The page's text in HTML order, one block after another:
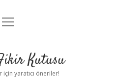
Uyarı
menüyü
Kutusu
yaratıcı öneriler!